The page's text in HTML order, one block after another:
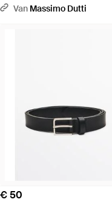
Sierstiksel - Wit
Van Massimo Dutti
€ 50